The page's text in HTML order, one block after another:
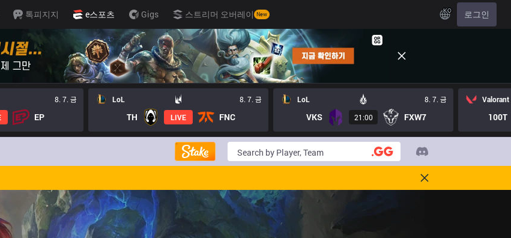
톡피지지 e스포츠 Gigs 스트리머 오버레이 New KO 로그인
8. 7. 금
EP
LoL 8. 7. 금
TH LIVE FNC
LoL 8. 7. 금
VKS 21:00 FXW7
Valorant
100T